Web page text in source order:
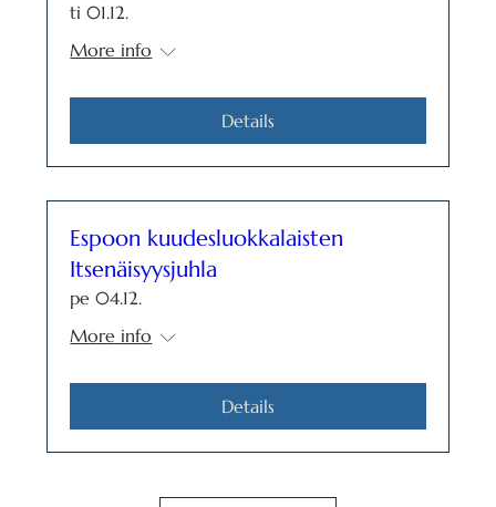
ti 01.12.
More info
Details
Espoon kuudesluokkalaisten
Itsenäisyysjuhla
pe 04.12.
More info
Details